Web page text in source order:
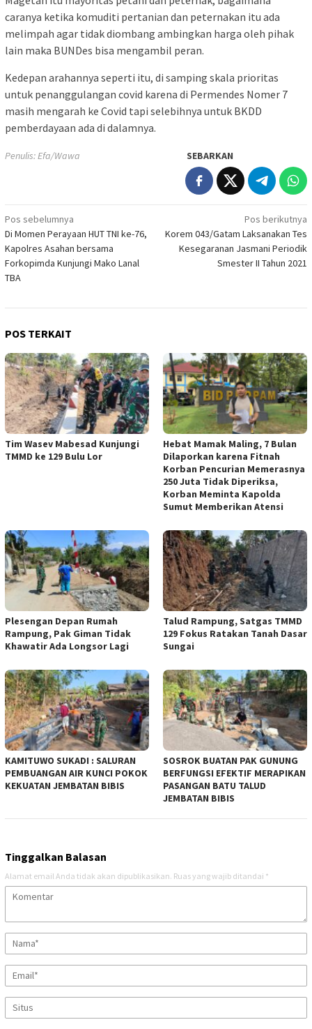
caranya ketika komuditi pertanian dan peternakan itu ada
melimpah agar tidak diombang ambingkan harga oleh pihak
lain maka BUNDes bisa mengambil peran.
Kedepan arahannya seperti itu, di samping skala prioritas
untuk penanggulangan covid karena di Permendes Nomer 7
masih mengarah ke Covid tapi selebihnya untuk BKDD
pemberdayaan ada di dalamnya.
Penulis: Efa/Wawa SEBARKAN
Navigasi
pos
Pos sebelumnya
Di Momen Perayaan HUT TNI ke-76,
Kapolres Asahan bersama
Forkopimda Kunjungi Mako Lanal
TBA
Pos berikutnya
Korem 043/Gatam Laksanakan Tes
Kesegaranan Jasmani Periodik
Smester II Tahun 2021
POS TERKAIT
Tim Wasev Mabesad Kunjungi
TMMD ke 129 Bulu Lor
Hebat Mamak Maling, 7 Bulan
Dilaporkan karena Fitnah
Korban Pencurian Memerasnya
250 Juta Tidak Diperiksa,
Korban Meminta Kapolda
Sumut Memberikan Atensi
Plesengan Depan Rumah
Rampung, Pak Giman Tidak
Khawatir Ada Longsor Lagi
Talud Rampung, Satgas TMMD
129 Fokus Ratakan Tanah Dasar
Sungai
KAMITUWO SUKADI : SALURAN
PEMBUANGAN AIR KUNCI POKOK
KEKUATAN JEMBATAN BIBIS
SOSROK BUATAN PAK GUNUNG
BERFUNGSI EFEKTIF MERAPIKAN
PASANGAN BATU TALUD
JEMBATAN BIBIS
Tinggalkan Balasan
Alamat email Anda tidak akan dipublikasikan. Ruas yang wajib ditandai *